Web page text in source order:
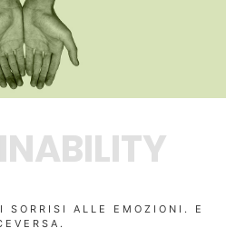
SORRISI ALLE EMOZIONI. E